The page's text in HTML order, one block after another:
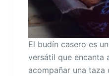
El budín casero es
versátil que encanta
acompañar una